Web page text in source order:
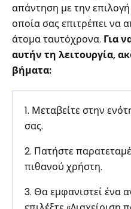
απάντηση με την
οποία σας επιτρέπει να
άτομα ταυτόχρονα. Για
αυτήν τη λειτουργία,
βήματα:
1. Μεταβείτε στην
σας.
2. Πατήστε
πιθανού χρήστη.
3. Θα εμφανιστεί ένα